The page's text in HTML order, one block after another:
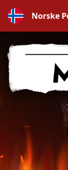
Norske